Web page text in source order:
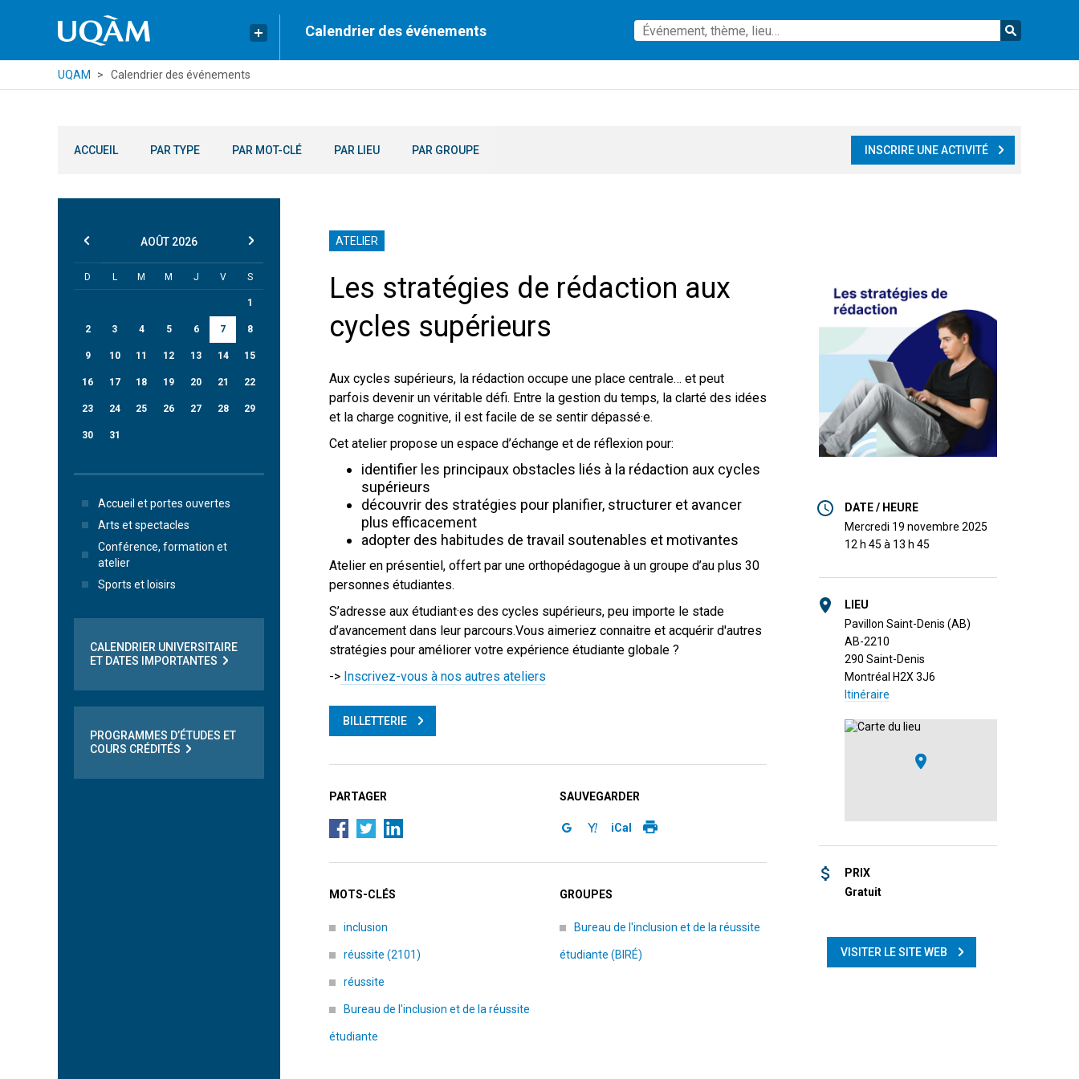
Calendrier des événements
UQAM Calendrier des événements
ACCUEIL PAR TYPE PAR MOT-CLÉ PAR LIEU PAR GROUPE INSCRIRE UNE ACTIVITÉ
ATELIER
Les stratégies de rédaction aux
cycles supérieurs
Aux cycles supérieurs, la rédaction occupe une place centrale… et peut
parfois devenir un véritable défi. Entre la gestion du temps, la clarté des idées
et la charge cognitive, il est facile de se sentir dépassé·e.
Cet atelier propose un espace d’échange et de réflexion pour:
identifier les principaux obstacles liés à la rédaction aux cycles
supérieurs
découvrir des stratégies pour planifier, structurer et avancer
plus efficacement
adopter des habitudes de travail soutenables et motivantes
Atelier en présentiel, offert par une orthopédagogue à un groupe d’au plus 30
personnes étudiantes.
S’adresse aux étudiant·es des cycles supérieurs, peu importe le stade
d’avancement dans leur parcours.Vous aimeriez connaitre et acquérir d'autres
stratégies pour améliorer votre expérience étudiante globale ?
-> Inscrivez-vous à nos autres ateliers
BILLETTERIE
DATE / HEURE
mercredi 19 novembre 2025
12 h 45 à 13 h 45
LIEU
Pavillon Saint-Denis (AB)
AB-2210
290 Saint-Denis
Montréal H2X 3J6
Itinéraire
PRIX
Gratuit
VISITER LE SITE WEB
PARTAGER SAUVEGARDER
iCal
MOTS-CLÉS
inclusion
réussite (2101)
réussite
Bureau de l'inclusion et de la réussite
étudiante
GROUPES
Bureau de l'inclusion et de la réussite
étudiante (BIRÉ)
AOÛT 2026
D L M M J V S
1
2 3 4 5 6 7 8
9 10 11 12 13 14 15
16 17 18 19 20 21 22
23 24 25 26 27 28 29
30 31
Accueil et portes ouvertes
Arts et spectacles
Conférence, formation et
atelier
Sports et loisirs
CALENDRIER UNIVERSITAIRE
ET DATES IMPORTANTES
PROGRAMMES D’ÉTUDES ET
COURS CRÉDITÉS